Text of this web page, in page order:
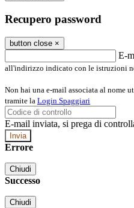
Recupero password
button close ×
E-
all'indirizzo indicato con le istruzioni
Non hai una e-mail associata al nome
tramite la Login Spaggiari
E-mail inviata, si prega di
Errore
Chiudi
Successo
Chiudi